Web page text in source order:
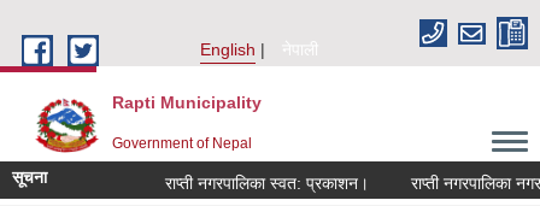
English
नेपाली
Rapti Municipality
Government of Nepal
सूचना राप्ती नगरपालिका स्वत: प्रकाशन। राप्ती नगरपालिका